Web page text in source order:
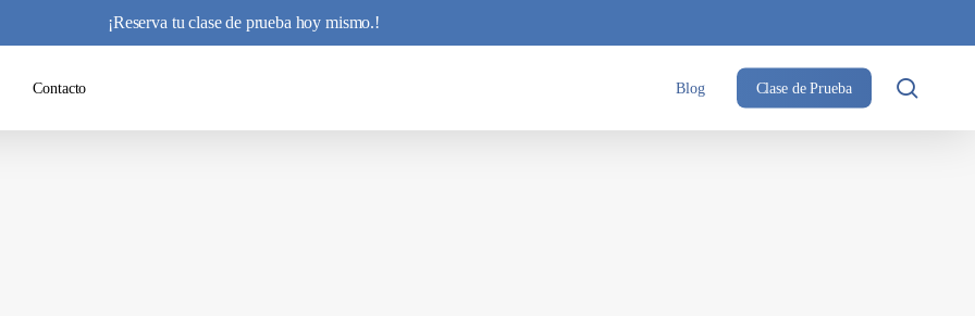
¡Reserva tu clase de prueba hoy mismo.!
Contacto Blog Clase de Prueba